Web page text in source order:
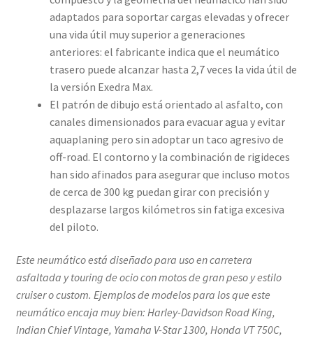
adaptados para soportar cargas elevadas y ofrecer
una vida útil muy superior a generaciones
anteriores: el fabricante indica que el neumático
trasero puede alcanzar hasta 2,7 veces la vida útil de
la versión Exedra Max.
El patrón de dibujo está orientado al asfalto, con
canales dimensionados para evacuar agua y evitar
aquaplaning pero sin adoptar un taco agresivo de
off-road. El contorno y la combinación de rigideces
han sido afinados para asegurar que incluso motos
de cerca de 300 kg puedan girar con precisión y
desplazarse largos kilómetros sin fatiga excesiva
del piloto.
Este neumático está diseñado para uso en carretera
asfaltada y touring de ocio con motos de gran peso y estilo
cruiser o custom. Ejemplos de modelos para los que este
neumático encaja muy bien: Harley-Davidson Road King,
Indian Chief Vintage, Yamaha V-Star 1300, Honda VT 750C,